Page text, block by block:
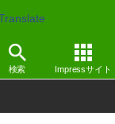
検索 Impressサイト
Windows